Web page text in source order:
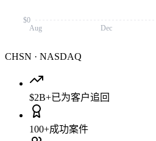
Aug Dec
$0
CHSN · NASDAQ
$2B+已为客户追回
100+成功案件